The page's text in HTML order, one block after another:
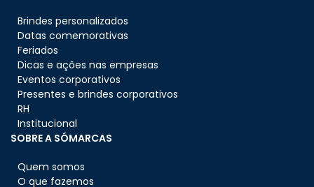
Brindes personalizados
Datas comemorativas
Feriados
Dicas e ações nas empresas
Eventos corporativos
Presentes e brindes corporativos
RH
Institucional
SOBRE A SÓMARCAS
Quem somos
O que fazemos